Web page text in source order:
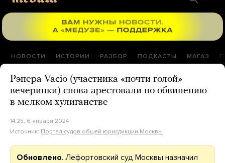
НОВОСТИ ИСТОРИИ РАЗБОР ПОДКАСТЫ МАГАЗ
Рэпера Vacio (участника «почти голой»
вечеринки) снова арестовали по обвинению
в мелком хулиганстве
14:25, 6 января 2024
Источник: Портал судов общей юрисдикции Москвы
Обновлено. Лефортовский суд Москвы назначил